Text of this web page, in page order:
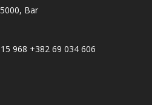
Bar
968 +382 69 034 606